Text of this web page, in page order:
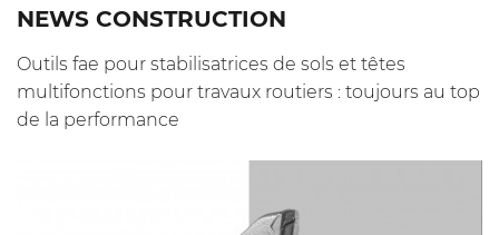
NEWS CONSTRUCTION
Outils fae pour stabilisatrices de sols et têtes
multifonctions pour travaux routiers : toujours au top
de la performance